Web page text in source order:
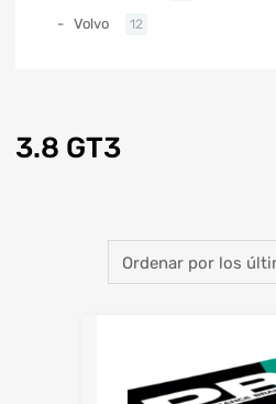
3.8 GT3
Volvo 12